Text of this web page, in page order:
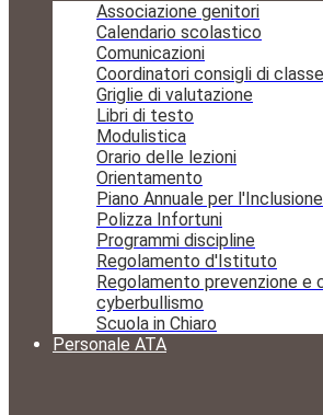
Associazione genitori
Calendario scolastico
Comunicazioni
Coordinatori consigli di classe
Griglie di valutazione
Libri di testo
Modulistica
Orario delle lezioni
Orientamento
Piano Annuale per l'Inclusione
Polizza Infortuni
Programmi discipline
Regolamento d'Istituto
Regolamento prevenzione e
cyberbullismo
Scuola in Chiaro
Personale ATA